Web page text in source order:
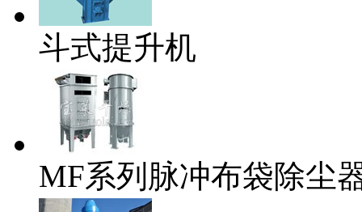
斗式提升机
MF系列脉冲布袋除尘